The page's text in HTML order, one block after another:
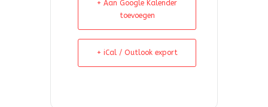
+ Aan Google Kalender
toevoegen
+ iCal / Outlook export